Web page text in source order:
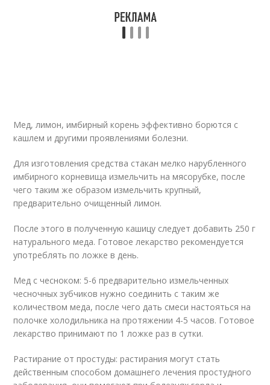
Мед, лимон, имбирный корень эффективно борются с
кашлем и другими проявлениями болезни.
Для изготовления средства стакан мелко нарубленного
имбирного корневища измельчить на мясорубке, после
чего таким же образом измельчить крупный,
предварительно очищенный лимон.
После этого в полученную кашицу следует добавить 250 г
натурального меда. Готовое лекарство рекомендуется
употреблять по ложке в день.
Мед с чесноком: 5-6 предварительно измельченных
чесночных зубчиков нужно соединить с таким же
количеством меда, после чего дать смеси настояться на
полочке холодильника на протяжении 4-5 часов. Готовое
лекарство принимают по 1 ложке раз в сутки.
Растирание от простуды: растирания могут стать
действенным способом домашнего лечения простудного